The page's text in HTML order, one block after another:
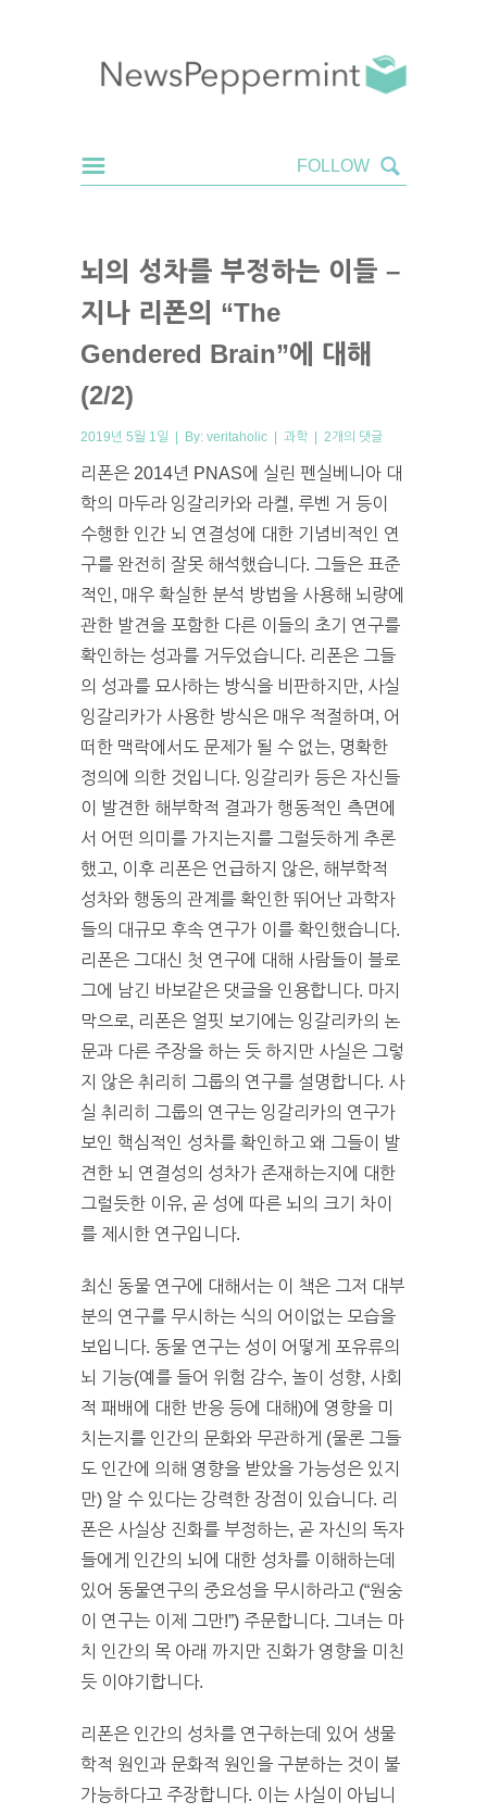
뇌의 성차를 부정하는 이들 –
지나 리폰의 “The
Gendered Brain”에 대해
(2/2)
2019년 5월 1일 | By: veritaholic | 과학 | 2개의 댓글
리폰은 2014년 PNAS에 실린 펜실베니아 대
학의 마두라 잉갈리카와 라켈, 루벤 거 등이
수행한 인간 뇌 연결성에 대한 기념비적인 연
구를 완전히 잘못 해석했습니다. 그들은 표준
적인, 매우 확실한 분석 방법을 사용해 뇌량에
관한 발견을 포함한 다른 이들의 초기 연구를
확인하는 성과를 거두었습니다. 리폰은 그들
의 성과를 묘사하는 방식을 비판하지만, 사실
잉갈리카가 사용한 방식은 매우 적절하며, 어
떠한 맥락에서도 문제가 될 수 없는, 명확한
정의에 의한 것입니다. 잉갈리카 등은 자신들
이 발견한 해부학적 결과가 행동적인 측면에
서 어떤 의미를 가지는지를 그럴듯하게 추론
했고, 이후 리폰은 언급하지 않은, 해부학적
성차와 행동의 관계를 확인한 뛰어난 과학자
들의 대규모 후속 연구가 이를 확인했습니다.
리폰은 그대신 첫 연구에 대해 사람들이 블로
그에 남긴 바보같은 댓글을 인용합니다. 마지
막으로, 리폰은 얼핏 보기에는 잉갈리카의 논
문과 다른 주장을 하는 듯 하지만 사실은 그렇
지 않은 취리히 그룹의 연구를 설명합니다. 사
실 취리히 그룹의 연구는 잉갈리카의 연구가
보인 핵심적인 성차를 확인하고 왜 그들이 발
견한 뇌 연결성의 성차가 존재하는지에 대한
그럴듯한 이유, 곧 성에 따른 뇌의 크기 차이
를 제시한 연구입니다.
최신 동물 연구에 대해서는 이 책은 그저 대부
분의 연구를 무시하는 식의 어이없는 모습을
보입니다. 동물 연구는 성이 어떻게 포유류의
뇌 기능(예를 들어 위험 감수, 놀이 성향, 사회
적 패배에 대한 반응 등에 대해)에 영향을 미
치는지를 인간의 문화와 무관하게 (물론 그들
도 인간에 의해 영향을 받았을 가능성은 있지
만) 알 수 있다는 강력한 장점이 있습니다. 리
폰은 사실상 진화를 부정하는, 곧 자신의 독자
들에게 인간의 뇌에 대한 성차를 이해하는데
있어 동물연구의 중요성을 무시하라고 (“원숭
이 연구는 이제 그만!”) 주문합니다. 그녀는 마
치 인간의 목 아래 까지만 진화가 영향을 미친
듯 이야기합니다.
리폰은 인간의 성차를 연구하는데 있어 생물
학적 원인과 문화적 원인을 구분하는 것이 불
가능하다고 주장합니다. 이는 사실이 아닙니